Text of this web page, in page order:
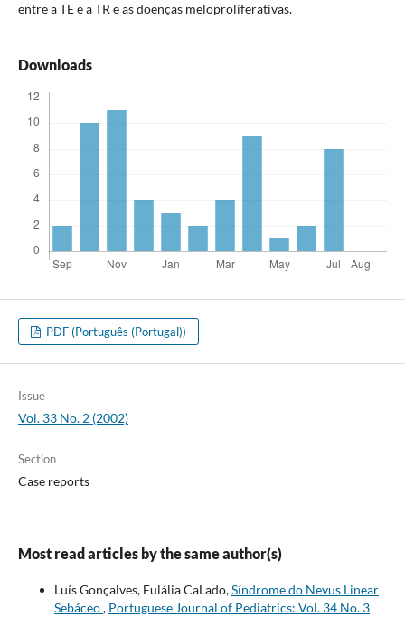
entre a TE e a TR e as doenças meloproliferativas.
Downloads
PDF (Português (Portugal))
Issue
Vol. 33 No. 2 (2002)
Section
Case reports
Most read articles by the same author(s)
Luís Gonçalves, Eulália CaLado,Síndrome do Nevus Linear
Sebáceo, Portuguese Journal of Pediatrics: Vol. 34 No. 3